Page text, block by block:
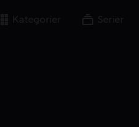
Kategorier Serier